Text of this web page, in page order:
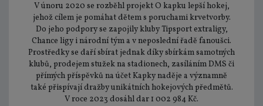
V únoru 2020 se rozběhl projekt O kapku lepší hokej,
jehož cílem je pomáhat dětem s poruchami krvetvorby.
Do jeho podpory se zapojily kluby Tipsport extraligy,
Chance ligy i národní tým a v neposlední řadě fanoušci.
Prostředky se daří sbírat jednak díky sbírkám samotných
klubů, prodejem stužek na stadionech, zasíláním DMS či
přímých příspěvků na účet Kapky naděje a významně
také přispívají dražby unikátních hokejových předmětů.
V roce 2023 dosáhl dar 1 002 984 Kč.